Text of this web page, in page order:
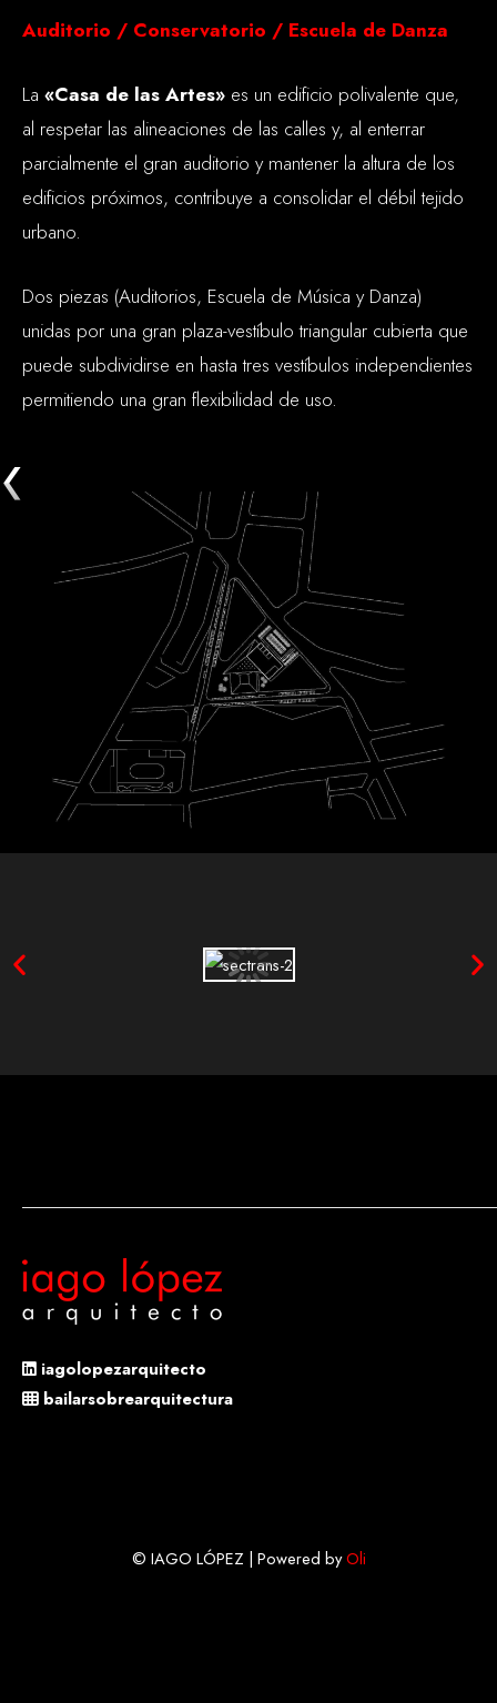
Auditorio / Conservatorio / Escuela de Danza
La «Casa de las Artes» es un edificio polivalente que,
al respetar las alineaciones de las calles y, al enterrar
parcialmente el gran auditorio y mantener la altura de los
edificios próximos, contribuye a consolidar el débil tejido
urbano.
Dos piezas (Auditorios, Escuela de Música y Danza)
unidas por una gran plaza-vestíbulo triangular cubierta que
puede subdividirse en hasta tres vestíbulos independientes
permitiendo una gran flexibilidad de uso.
iagolopezarquitecto
bailarsobrearquitectura
© IAGO LÓPEZ | Powered byOli